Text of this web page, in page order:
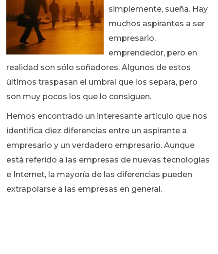
simplemente, sueña. Hay
muchos aspirantes a ser
empresario,
emprendedor, pero en
realidad son sólo soñadores. Algunos de estos
últimos traspasan el umbral que los separa, pero
son muy pocos los que lo consiguen.
Hemos encontrado un interesante artículo que nos
identifica diez diferencias entre un aspirante a
empresario y un verdadero empresario. Aunque
está referido a las empresas de nuevas tecnologías
e Internet, la mayoría de las diferencias pueden
extrapolarse a las empresas en general.